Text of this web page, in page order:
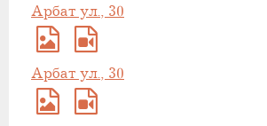
Арбат ул., 30
Арбат ул., 30